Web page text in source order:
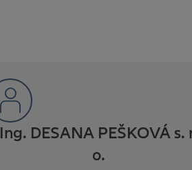
Ing. DESANA PEŠKOVÁ s.
o.